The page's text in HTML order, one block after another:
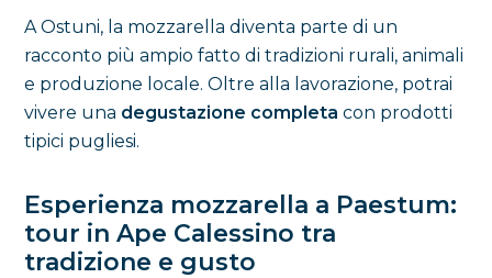
A Ostuni, la mozzarella diventa parte di un
racconto più ampio fatto di tradizioni rurali, animali
e produzione locale. Oltre alla lavorazione, potrai
vivere una degustazione completa con prodotti
tipici pugliesi.
Esperienza mozzarella a Paestum:
tour in Ape Calessino tra
tradizione e gusto